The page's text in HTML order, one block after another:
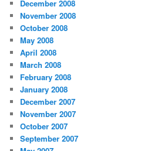
December 2008
November 2008
October 2008
May 2008
April 2008
March 2008
February 2008
January 2008
December 2007
November 2007
October 2007
September 2007